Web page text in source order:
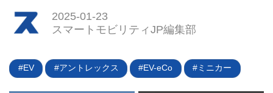
2025-01-23
スマートモビリティJP編集部
EV アントレックス EV-eCo ミニカー